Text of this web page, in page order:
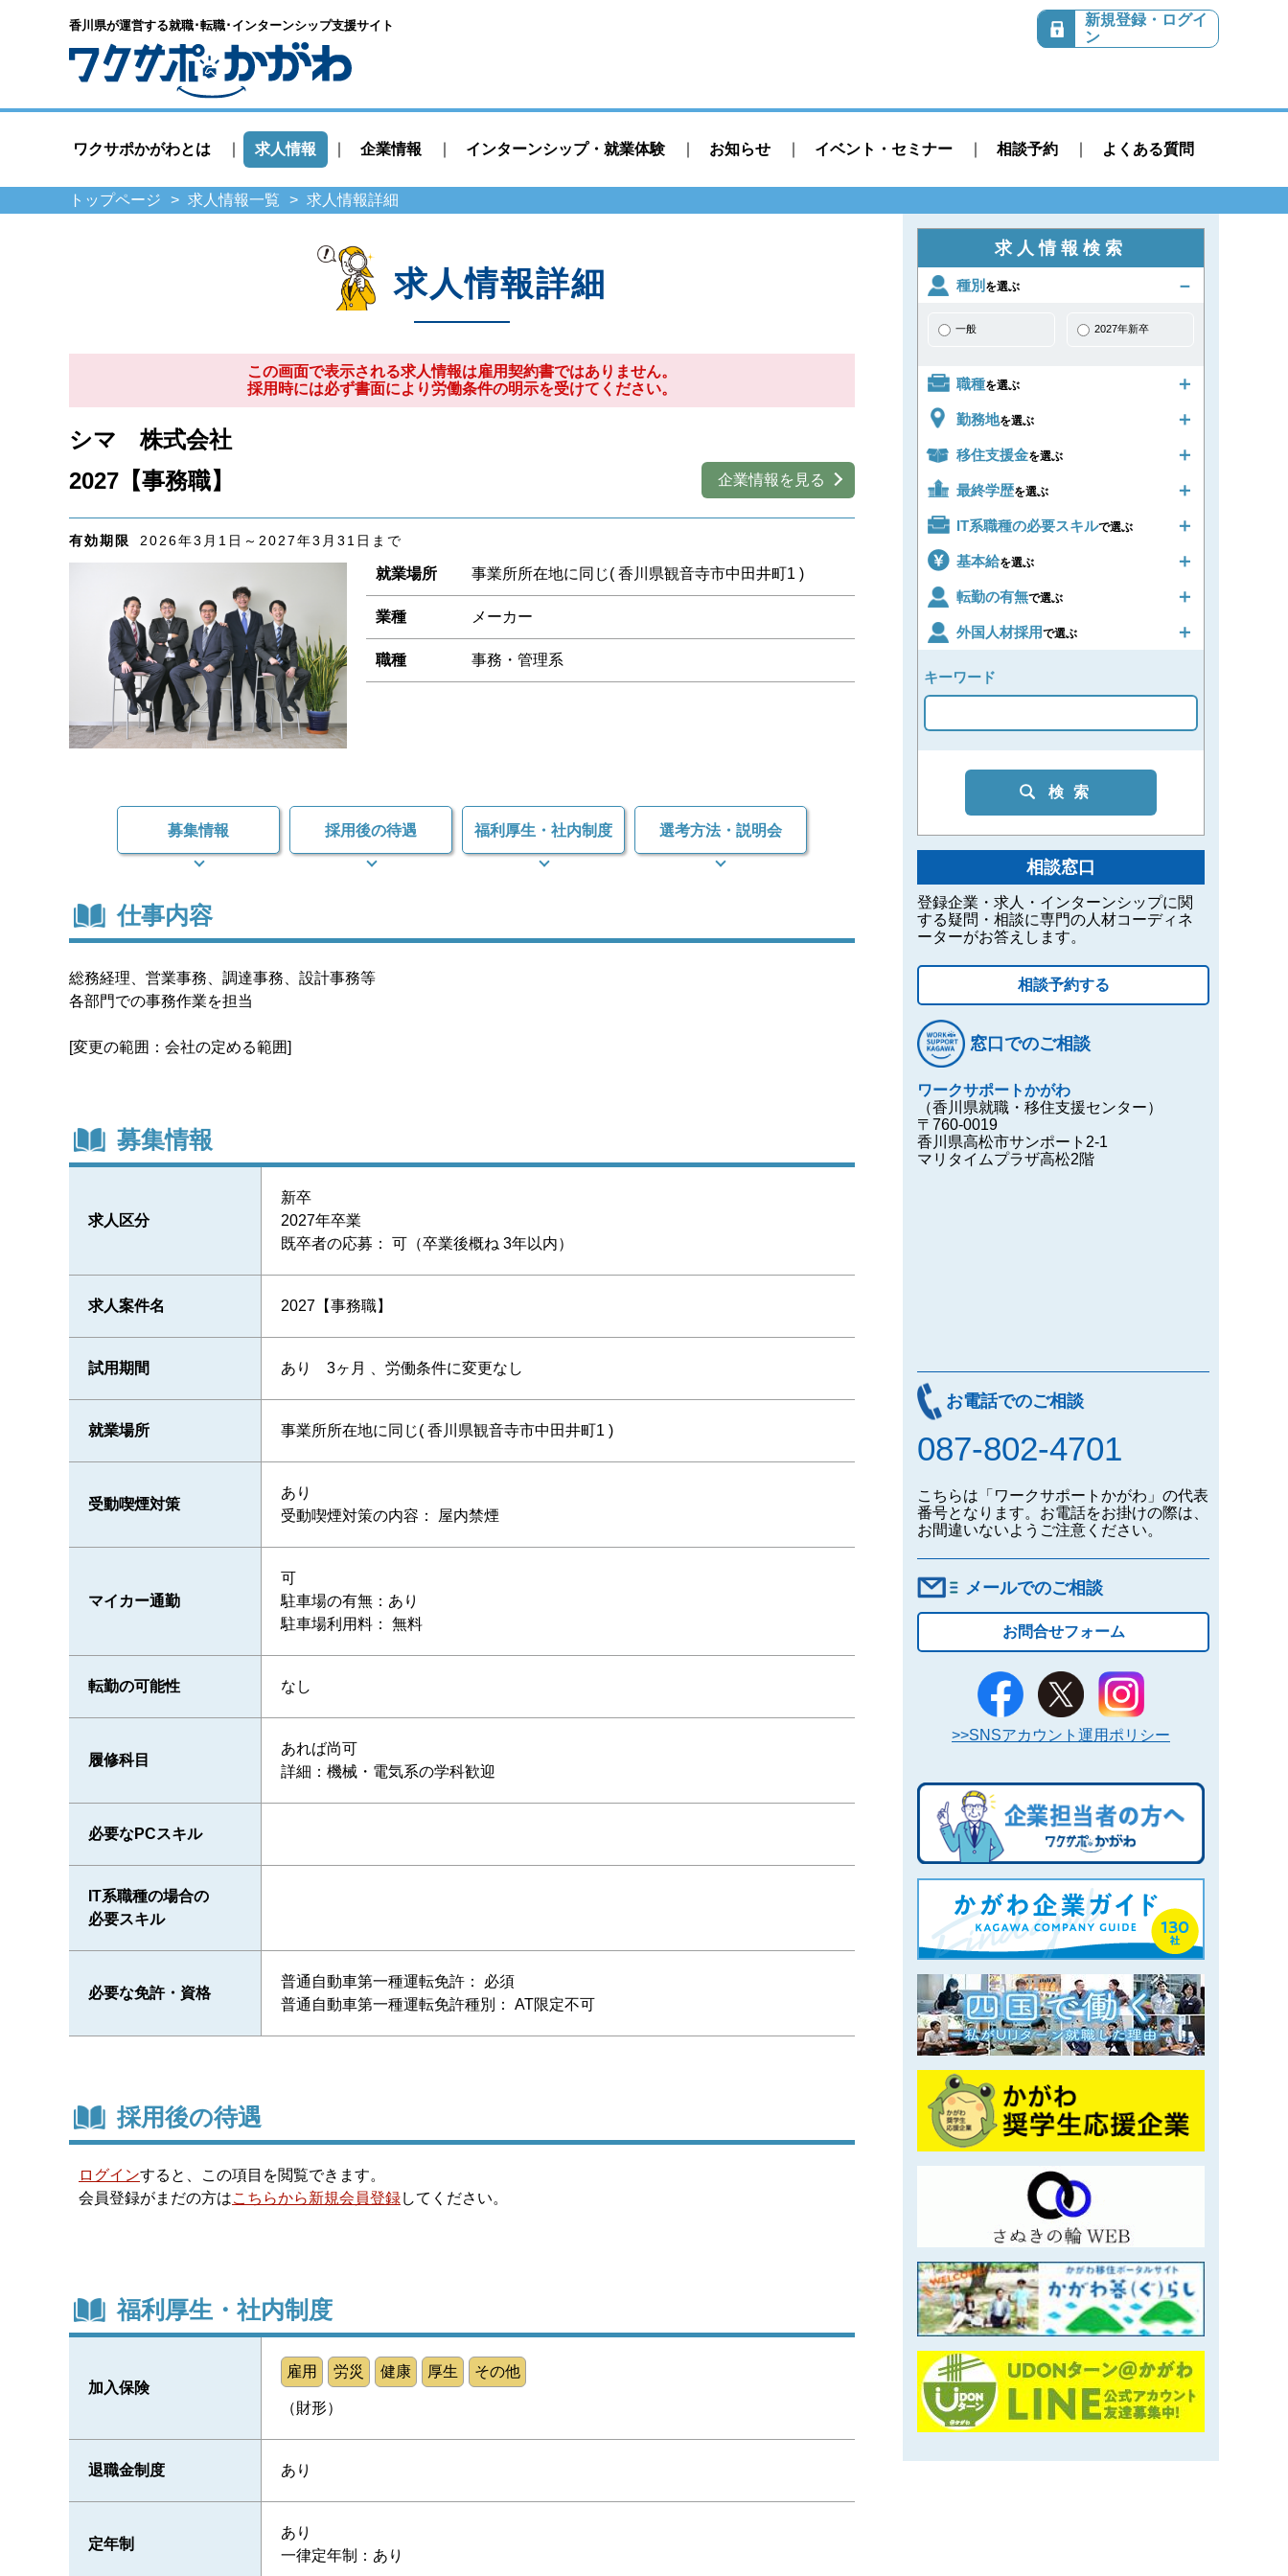
香川県が運営する就職･転職･ インターンシップ支援サイト
新規登録・ログイ
ン
ワクサポかがわとは 求人情報 企業情報 インターンシップ・就業体験 お知らせ イベント・セミナー 相談予約 よくある質問
トップページ 求人情報一覧 求人情報詳細
求人情報詳細
この画面で表示される求人情報は雇用契約書ではありません。
採用時には必ず書面により労働条件の明示を受けてください。
シマ 株式会社
2027【事務職】
企業情報を見る
有効期限 2026年3月1日～2027年3月31日まで
就業場所 事業所所在地に同じ( 香川県観音寺市中田井町1 )
業種 メーカー
職種 事務・管理系
募集情報 採用後の待遇 福利厚生・ 社内制度 選考方法・ 説明会
仕事内容
総務経理、営業事務、調達事務、設計事務等
各部門での事務作業を担当
[変更の範囲：会社の定める範囲]
募集情報
求人区分
新卒
2027年卒業
既卒者の応募： 可（卒業後概ね 3年以内）
求人案件名 2027【事務職】
試用期間 あり 3ヶ月 、労働条件に変更なし
就業場所 事業所所在地に同じ( 香川県観音寺市中田井町1 )
受動喫煙対策
あり
受動喫煙対策の内容： 屋内禁煙
マイカー通勤
可
駐車場の有無：あり
駐車場利用料： 無料
転勤の可能性 なし
履修科目
あれば尚可
詳細：機械・電気系の学科歓迎
必要なPCスキル
IT系職種の場合の
必要スキル
必要な免許・資格
普通自動車第一種運転免許： 必須
普通自動車第一種運転免許種別： AT限定不可
採用後の待遇
ログインすると、この項目を閲覧できます。
会員登録がまだの方はこちらから新規会員登録してください。
福利厚生・社内制度
加入保険
雇用 労災 健康 厚生 その他
（財形）
退職金制度 あり
定年制
あり
一律定年制：あり
求人情報検索
種別 を選ぶ
一般 2027年新卒
職種を選ぶ
勤務地を選ぶ
移住支援金を選ぶ
最終学歴を選ぶ
IT系職種の必要スキルで選ぶ
基本給を選ぶ
転勤の有無で選ぶ
外国人材採用で選ぶ
キーワード
検索
相談窓口
登録企業・求人・インターンシップに関
する疑問・相談に専門の人材コーディネ
ーターがお答えします。
相談予約する
窓口でのご相談
ワークサポートかがわ
（香川県就職・移住支援センター）
〒760-0019
香川県高松市サンポート2-1
マリタイムプラザ高松2階
お電話でのご相談
087-802-4701
こちらは「ワークサポートかがわ」の代表
番号となります。お電話をお掛けの際は、
お間違いないようご注意ください。
メールでのご相談
お問合せフォーム
>>SNSアカウント運用ポリシー